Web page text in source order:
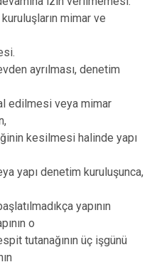
mimar ve
ayrılması, denetim
edilmesi veya mimar
kesilmesi halinde yapı
yapı denetim kuruluşunca,
yapının
o
tutanağının üç işgünü